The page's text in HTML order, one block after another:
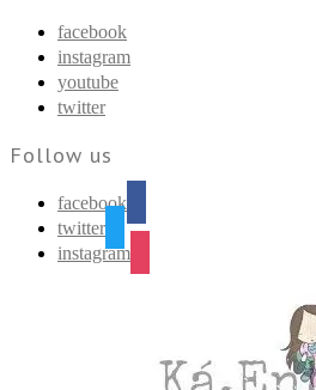
facebook
instagram
youtube
twitter
Follow us
facebook
twitter
instagram